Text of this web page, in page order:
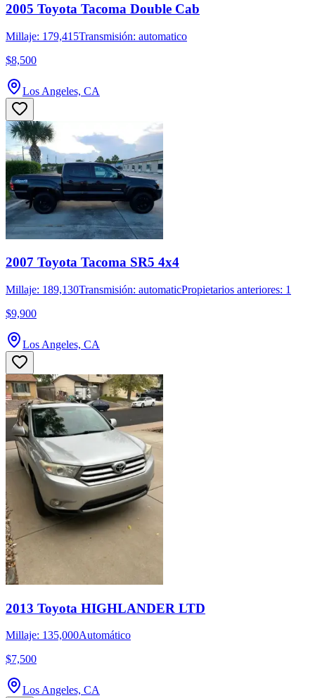
2005 Toyota Tacoma Double Cab
Millaje: 179,415Transmisión: automatico
$8,500
Los Angeles, CA
2007 Toyota Tacoma SR5 4x4
Millaje: 189,130Transmisión: automaticPropietarios anteriores: 1
$9,900
Los Angeles, CA
2013 Toyota HIGHLANDER LTD
Millaje: 135,000Automático
$7,500
Los Angeles, CA